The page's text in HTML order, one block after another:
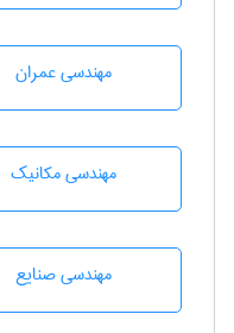
مهندسی عمران
مهندسی مکانیک
مهندسی صنايع